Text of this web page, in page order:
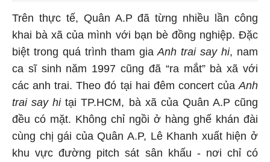
Trên thực tế, Quân A.P đã từng nhiều lần công
khai bà xã của mình với bạn bè đồng nghiệp. Đặc
biệt trong quá trình tham giaAnh trai say hi, nam
ca sĩ sinh năm 1997 cũng đã “ra mắt” bà xã với
các anh trai. Theo đó tại hai đêm concert củaAnh
trai say hi tại TP.HCM, bà xã của Quân A.P cũng
đều có mặt. Không chỉ ngồi ở hàng ghế khán đài
cùng chị gái của Quân A.P, Lê Khanh xuất hiện ở
khu vực đường pitch sát sân khấu - nơi chỉ có